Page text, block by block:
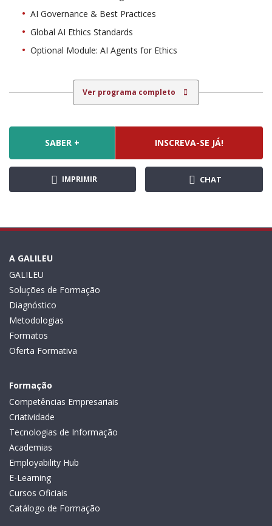
AI Governance & Best Practices
Global AI Ethics Standards
Optional Module: AI Agents for Ethics
Ver programa completo
SABER + INSCREVA-SE JÁ!
IMPRIMIR CHAT
A GALILEU
GALILEU
Soluções de Formação
Diagnóstico
Metodologias
Formatos
Oferta Formativa
Formação
Competências Empresariais
Criatividade
Tecnologias de Informação
Academias
Employability Hub
E-Learning
Cursos Oficiais
Catálogo de Formação